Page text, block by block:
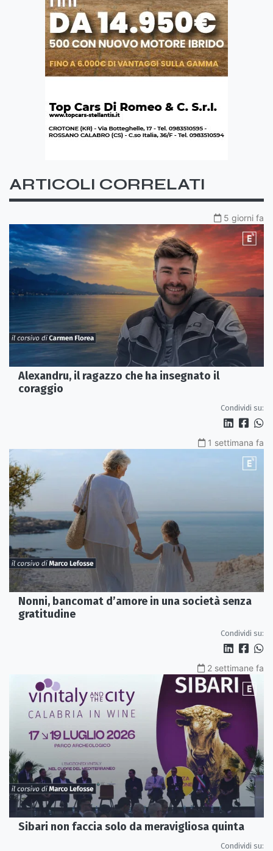
ARTICOLI CORRELATI
5 giorni fa
Alexandru, il ragazzo che ha insegnato il
coraggio
Condividi su:
1 settimana fa
Nonni, bancomat d’amore in una società senza
gratitudine
Condividi su:
2 settimane fa
Sibari non faccia solo da meravigliosa quinta
Condividi su: